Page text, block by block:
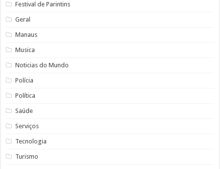
Festival de Parintins
Geral
Manaus
Musica
Noticias do Mundo
Polícia
Política
Saúde
Serviços
Tecnologia
Turismo